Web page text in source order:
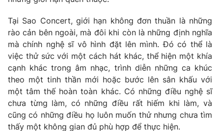
Khán giả
Giải sao mai
Điện ảnh
Âm nhạc
Sao
Du lịch
Làm đẹp
Chất lượng cuộc sống
Giáo dục
Tuyển sinh
Học trực tuyến
Công nghệ
Hitech Công nghệ tương lai
Sản phẩm
Thị trường
Giao lưu trực tuyến
Lịch phát sóng
Tại Sao Concert, giới hạn không đơn thuần là những
rào cản bên ngoài, mà đôi khi còn là những định nghĩa
mà chính nghệ sĩ vô hình đặt lên mình. Đó có thể là
việc thử sức với một cách hát khác, thể hiện một khía
cạnh khác trong âm nhạc, trình diễn những ca khúc
theo một tinh thần mới hoặc bước lên sân khấu với
một tâm thế hoàn toàn khác. Có những điều nghệ sĩ
chưa từng làm, có những điều rất hiếm khi làm, và
cũng có những điều họ luôn muốn thử nhưng chưa tìm
thấy một không gian đủ phù hợp để thực hiện.